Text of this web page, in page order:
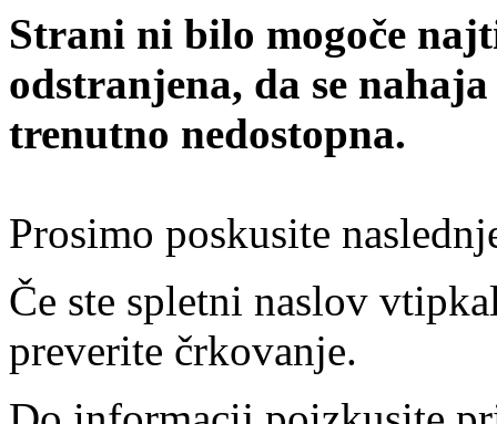
Strani ni bilo mogoče
odstranjena, da se
trenutno nedostopna.
Prosimo poskusite
Če ste spletni naslov
preverite črkovanje.